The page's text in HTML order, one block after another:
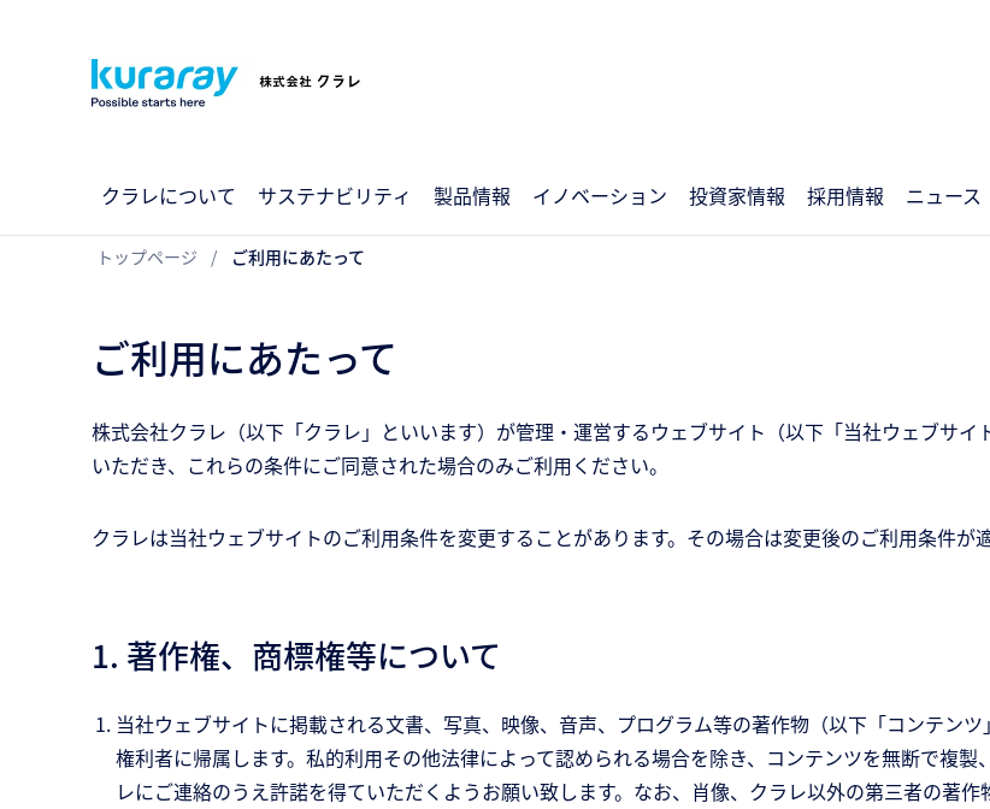
クラレについて サステナビリティ 製品情報 イノベーション 投資家情報 採用情報 ニュース
トップページ ご利用にあたって
ご利用にあたって
株式会社クラレ（以下「クラレ」といいます）が管理・運営するウェブサイト（以下「当社ウェブサ
いただき、これらの条件にご同意された場合のみご利用ください。
クラレは当社ウェブサイトのご利用条件を変更することがあります。その場合は変更後のご利用条件が
1. 著作権、商標権等について
当社ウェブサイトに掲載される文書、写真、映像、音声、プログラム等の著作物（以下「コンテン
権利者に帰属します。私的利用その他法律によって認められる場合を除き、コンテンツを無断で複
レにご連絡のうえ許諾を得ていただくようお願い致します。なお、肖像、クラレ以外の第三者の著